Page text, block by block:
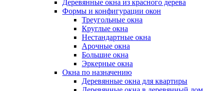
Деревянные окна из красного дерева
Формы и конфигурации окон
Треугольные окна
Круглые окна
Нестандартные окна
Арочные окна
Большие окна
Эркерные окна
Окна по назначению
Деревянные окна для квартиры